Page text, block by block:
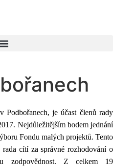
je účast členů rady
Nejdůležitějším bodem jednání
Fondu malých projektů. Tento
cítí za správné rozhodování o
zodpovědnost. Z celkem 19